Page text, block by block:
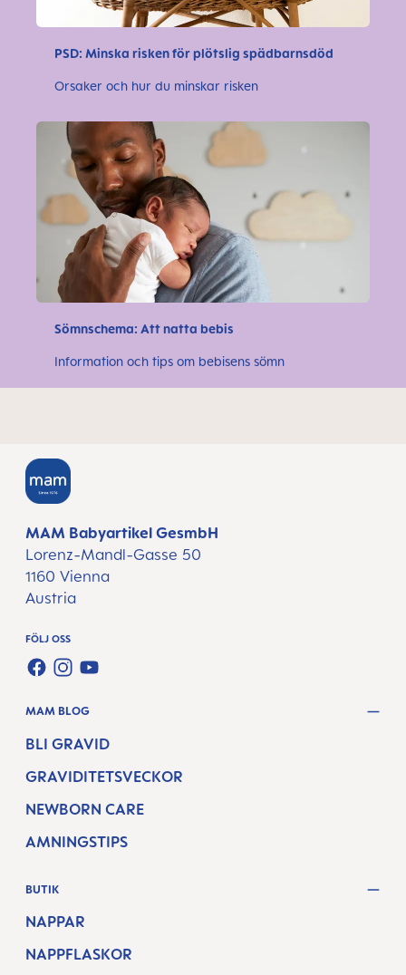
PSD: Minska risken för plötslig spädbarnsdöd
Orsaker och hur du minskar risken
Sömnschema: Att natta bebis
Information och tips om bebisens sömn
MAM Babyartikel GesmbH
Lorenz-Mandl-Gasse 50
1160 Vienna
Austria
FÖLJ OSS
FACEBOOK
INSTAGRAM
YOUTUBE
MAM BLOG
BLI GRAVID
GRAVIDITETSVECKOR
NEWBORN CARE
AMNINGSTIPS
BUTIK
NAPPAR
NAPPFLASKOR